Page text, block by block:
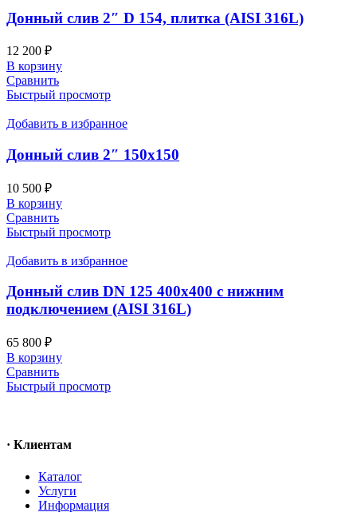
Донный слив 2″ D 154, плитка (AISI 316L)
12 200 ₽
В корзину
Сравнить
Быстрый просмотр
Добавить в избранное
Донный слив 2″ 150х150
10 500 ₽
В корзину
Сравнить
Быстрый просмотр
Добавить в избранное
Донный слив DN 125 400х400 с нижним
подключением (AISI 316L)
65 800 ₽
В корзину
Сравнить
Быстрый просмотр
· Клиентам
Каталог
Услуги
Информация